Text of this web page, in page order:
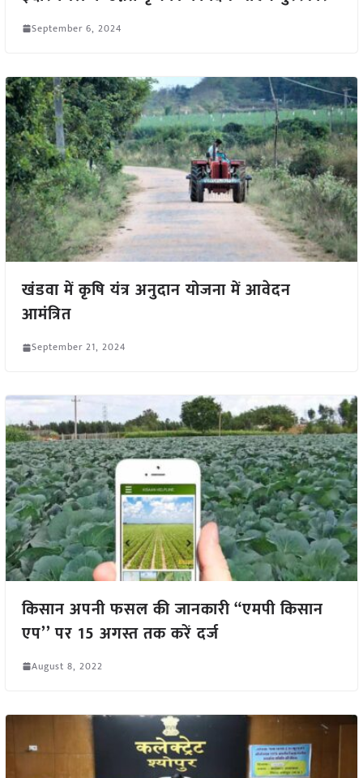
September 6, 2024
खंडवा में कृषि यंत्र अनुदान योजना में आवेदन
आमंत्रित
September 21, 2024
किसान अपनी फसल की जानकारी “एमपी किसान
एप’’ पर 15 अगस्त तक करें दर्ज
August 8, 2022